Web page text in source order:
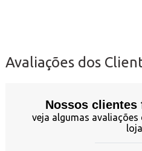
Avaliações dos
Nossos clientes
veja algumas